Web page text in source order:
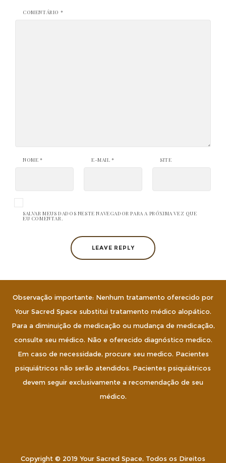
COMENTÁRIO *
NOME * E-MAIL* SITE
SALVAR MEUS DADOS NESTE NAVEGADOR PARA A PRÓXIMA VEZ QUE
EU COMENTAR.
Observação importante: Nenhum tratamento oferecido por
Your Sacred Space substitui tratamento médico alopático.
Para a diminuição de medicação ou mudança de medicação,
consulte seu médico. Não e oferecido diagnóstico medico.
Em caso de necessidade, procure seu medico. Pacientes
psiquiátricos não serão atendidos. Pacientes psiquiátricos
devem seguir exclusivamente a recomendação de seu
médico.
Copyright © 2019 Your Sacred Space, Todos os Direitos